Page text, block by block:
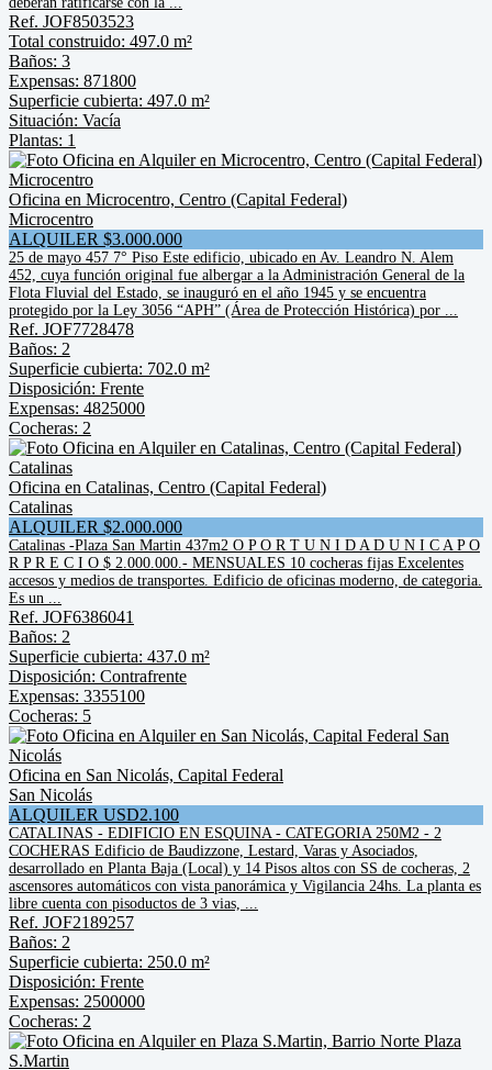
Ref. JOF8503523
Total construido: 497.0 m²
Baños: 3
Expensas: 871800
Superficie cubierta: 497.0 m²
Situación: Vacía
Plantas: 1
Oficina en Microcentro, Centro (Capital Federal)
Microcentro
ALQUILER $3.000.000
25 de mayo 457 7° Piso Este edificio, ubicado en Av. Leandro N. Alem
452, cuya función original fue albergar a la Administración General de la
Flota Fluvial del Estado, se inauguró en el año 1945 y se encuentra
protegido por la Ley 3056 “APH” (Área de Protección Histórica) por ...
Ref. JOF7728478
Baños: 2
Superficie cubierta: 702.0 m²
Disposición: Frente
Expensas: 4825000
Cocheras: 2
Oficina en Catalinas, Centro (Capital Federal)
Catalinas
ALQUILER $2.000.000
Catalinas -Plaza San Martin 437m2 O P O R T U N I D A D U N I C A P O
R P R E C I O $ 2.000.000.- MENSUALES 10 cocheras fijas Excelentes
accesos y medios de transportes. Edificio de oficinas moderno, de categoria.
Es un ...
Ref. JOF6386041
Baños: 2
Superficie cubierta: 437.0 m²
Disposición: Contrafrente
Expensas: 3355100
Cocheras: 5
Oficina en San Nicolás, Capital Federal
San Nicolás
ALQUILER USD2.100
CATALINAS - EDIFICIO EN ESQUINA - CATEGORIA 250M2 - 2
COCHERAS Edificio de Baudizzone, Lestard, Varas y Asociados,
desarrollado en Planta Baja (Local) y 14 Pisos altos con SS de cocheras, 2
ascensores automáticos con vista panorámica y Vigilancia 24hs. La planta es
libre cuenta con pisoductos de 3 vias, ...
Ref. JOF2189257
Baños: 2
Superficie cubierta: 250.0 m²
Disposición: Frente
Expensas: 2500000
Cocheras: 2